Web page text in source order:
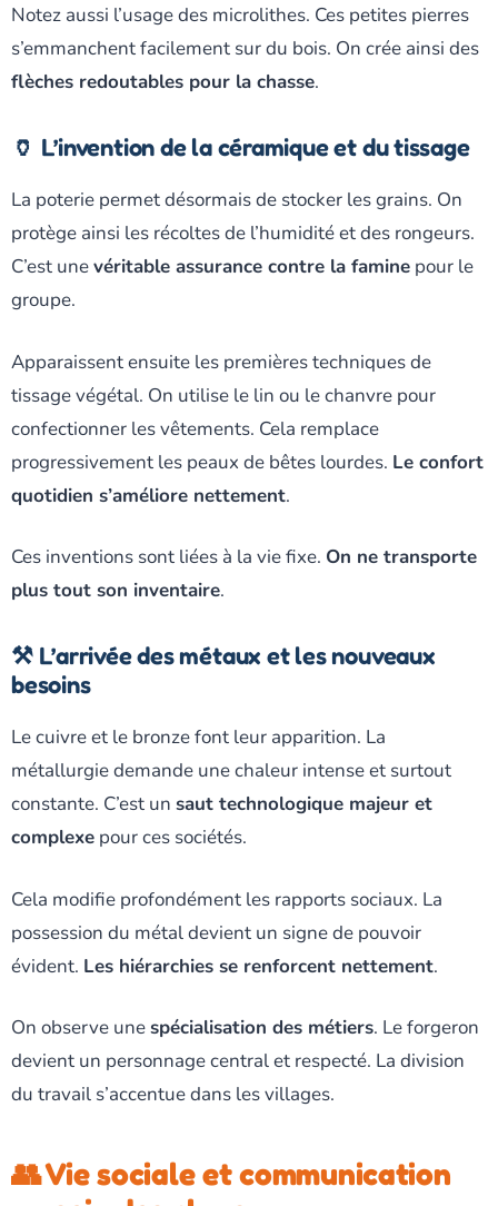
Notez aussi l’usage des microlithes. Ces petites pierres
s’emmanchent facilement sur du bois. On crée ainsi des
flèches redoutables pour la chasse.
🏺 L’invention de la céramique et du tissage
La poterie permet désormais de stocker les grains. On
protège ainsi les récoltes de l’humidité et des rongeurs.
C’est unevéritable assurance contre la famine pour le
groupe.
Apparaissent ensuite les premières techniques de
tissage végétal. On utilise le lin ou le chanvre pour
confectionner les vêtements. Cela remplace
progressivement les peaux de bêtes lourdes. Le confort
quotidien s’améliore nettement.
Ces inventions sont liées à la vie fixe. On ne transporte
plus tout son inventaire.
⚒️ L’arrivée des métaux et les nouveaux
besoins
Le cuivre et le bronze font leur apparition. La
métallurgie demande une chaleur intense et surtout
constante. C’est un saut technologique majeur et
complexe pour ces sociétés.
Cela modifie profondément les rapports sociaux. La
possession du métal devient un signe de pouvoir
évident. Les hiérarchies se renforcent nettement.
On observe unespécialisation des métiers. Le forgeron
devient un personnage central et respecté. La division
du travail s’accentue dans les villages.
👥 Vie sociale et communication